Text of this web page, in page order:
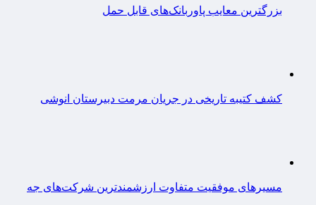
بزرگترین معایب پاوربانک‌های قابل حمل
کشف کتیبه تاریخی در جریان مرمت دبیرستان انوشی
مسیرهای موفقیت متفاوت ارزشمندترین شرکت‌های جه